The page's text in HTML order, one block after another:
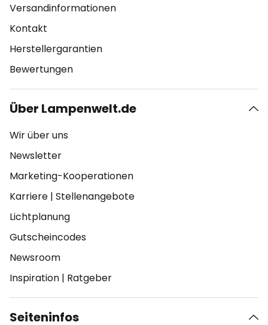
Versandinformationen
Kontakt
Herstellergarantien
Bewertungen
Über Lampenwelt.de
Wir über uns
Newsletter
Marketing-Kooperationen
Karriere | Stellenangebote
Lichtplanung
Gutscheincodes
Newsroom
Inspiration | Ratgeber
Seiteninfos